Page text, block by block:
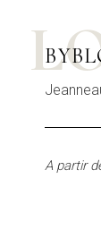
A partir